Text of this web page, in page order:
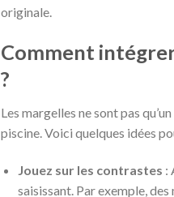
originale.
Comment
?
Les margelles ne sont pas
piscine. Voici quelques idées
Jouez sur les contrastes :
saisissant. Par exemple,